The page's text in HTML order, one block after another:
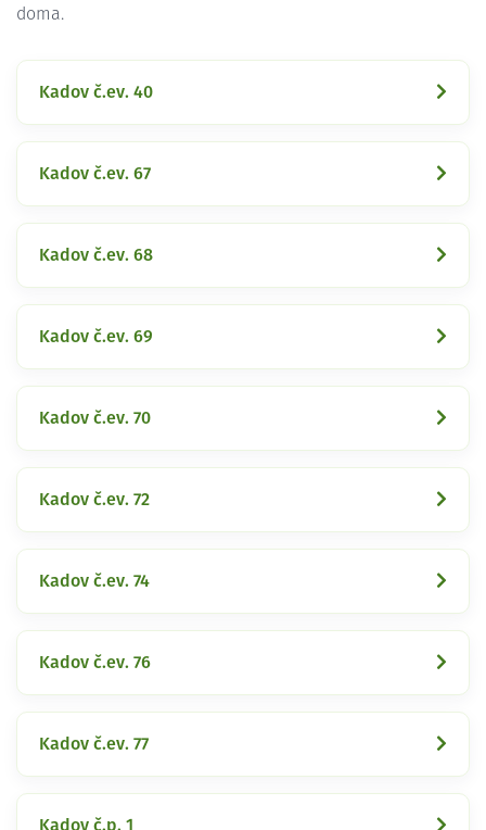
doma.
Kadov č.ev. 40
Kadov č.ev. 67
Kadov č.ev. 68
Kadov č.ev. 69
Kadov č.ev. 70
Kadov č.ev. 72
Kadov č.ev. 74
Kadov č.ev. 76
Kadov č.ev. 77
Kadov č.p. 1